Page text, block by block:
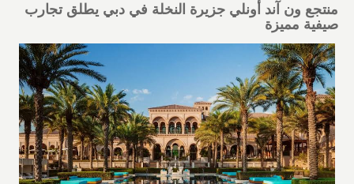
منتجع ون آند أونلي جزيرة النخلة في دبي يطلق تجارب
صيفية مميزة